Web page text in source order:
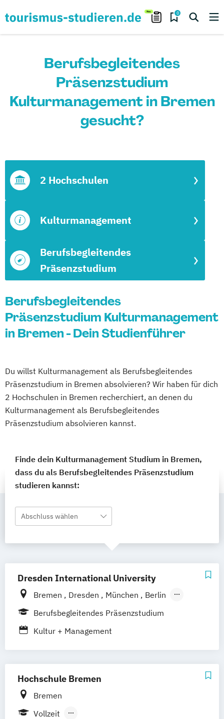
0
Berufsbegleitendes
Präsenzstudium
Kulturmanagement in Bremen
gesucht?
Berufsbegleitendes
Präsenzstudium
Kulturmanagement
2 Hochschulen
Berufsbegleitendes
Präsenzstudium Kulturmanagement
in Bremen - Dein Studienführer
Du willst Kulturmanagement als Berufsbegleitendes
Präsenzstudium in Bremen absolvieren? Wir haben für dich
2 Hochschulen in Bremen recherchiert, an denen du
Kulturmanagement als Berufsbegleitendes
Präsenzstudium absolvieren kannst.
Finde dein Kulturmanagement Studium in Bremen,
dass du als Berufsbegleitendes Präsenzstudium
studieren kannst:
Abschluss wählen
Dresden International University
Bremen Dresden München
Berlin
Hamburg
Leipzig Nürnberg
Köln
Berufsbegleitendes Präsenzstudium
Kultur + Management
Hochschule Bremen
Bremen
Vollzeit